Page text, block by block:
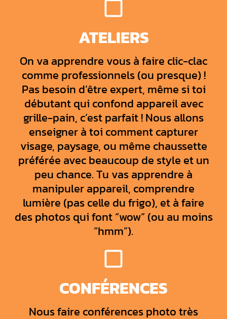
ATELIERS
On va apprendre vous à faire clic-clac
comme professionnels (ou presque) !
Pas besoin d’être expert, même si toi
débutant qui confond appareil avec
grille-pain, c’est parfait ! Nous allons
enseigner à toi comment capturer
visage, paysage, ou même chaussette
préférée avec beaucoup de style et un
peu chance. Tu vas apprendre à
manipuler appareil, comprendre
lumière (pas celle du frigo), et à faire
des photos qui font “wow” (ou au moins
“hmm”).
CONFÉRENCES
Nous faire conférences photo très